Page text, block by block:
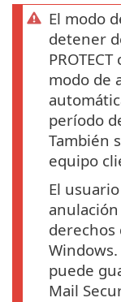
El modo
detener
modo de
período
También
equipo
El
derechos
puede
Mail